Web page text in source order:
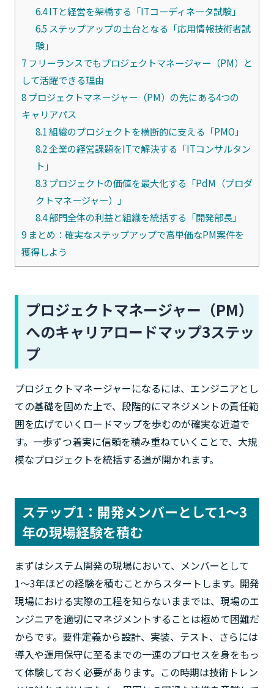
6.4ITと経営を架橋する「ITコーディネータ試験」
6.5 ステップアップの土台となる「応用情報技術者試
験」
7フリーランスでもプロジェクトマネージャー（PM）と
して活躍できる理由
8プロジェクトマネージャー（PM）の先にある4つの
キャリアパス
8.1組織のプロジェクトを横断的に支える「PMO」
8.2企業の経営課題をITで解決する「ITコンサルタン
ト」
8.3 プロジェクトの価値を最大化する「PdM（プロダ
クトマネージャー）」
8.4部門全体の利益と組織を統括する「開発部長」
9まとめ：確実なステップアップで高単価なPM案件を
獲得しよう
プロジェクトマネージャー（PM）
へのキャリアロードマップ3ステッ
プ
プロジェクトマネージャーになるには、エンジニアとし
ての基礎を固めた上で、段階的にマネジメントの責任範
囲を広げていくロードマップを歩むのが確実な近道で
す。一歩ずつ着実に信頼を積み重ねていくことで、大規
模なプロジェクトを統括する道が開かれます。
ステップ1：開発メンバーとして1～3
年の現場経験を積む
まずはシステム開発の現場において、メンバーとして
1〜3年ほどの経験を積むことからスタートします。開発
現場における実際の工程を知らないままでは、現場のエ
ンジニアを適切にマネジメントすることは極めて困難だ
からです。要件定義から設計、実装、テスト、さらには
導入や運用保守に至るまでの一連のプロセスを身をもっ
て体験しておく必要があります。この時期は技術トレン